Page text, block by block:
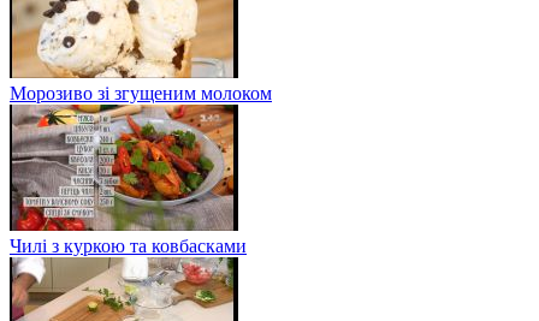
Морозиво зі згущеним молоком
Чилі з куркою та ковбасками